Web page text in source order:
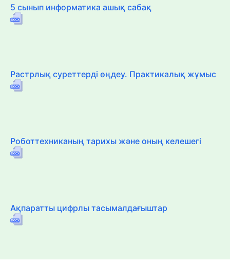
5 сынып информатика ашық сабақ
Растрлық суреттерді өңдеу. Практикалық жұмыс
Роботтехниканың тарихы және оның келешегі
Ақпаратты цифрлы тасымалдағыштар